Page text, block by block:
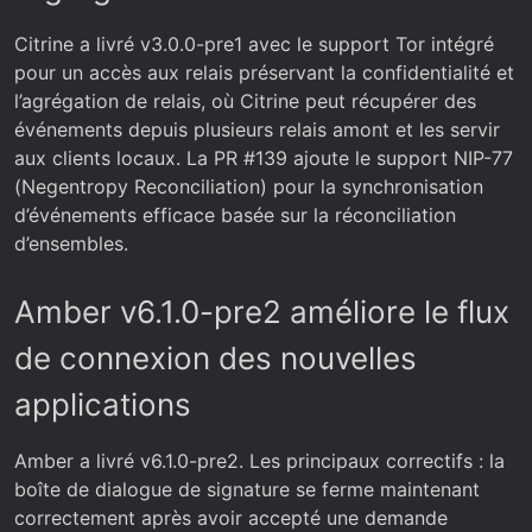
Citrine a livré v3.0.0-pre1 avec le support Tor intégré
pour un accès aux relais préservant la confidentialité et
l’agrégation de relais, où Citrine peut récupérer des
événements depuis plusieurs relais amont et les servir
aux clients locaux. La PR #139 ajoute le support NIP-77
(Negentropy Reconciliation) pour la synchronisation
d’événements efficace basée sur la réconciliation
d’ensembles.
Amber v6.1.0-pre2 améliore le flux
de connexion des nouvelles
applications
Amber a livré v6.1.0-pre2. Les principaux correctifs : la
boîte de dialogue de signature se ferme maintenant
correctement après avoir accepté une demande